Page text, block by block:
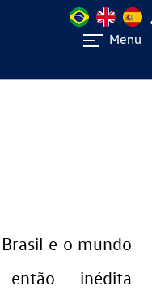
Menu
e o mundo
inédita